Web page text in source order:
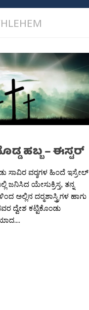
ಹಬ್ಬ – ಈಸ್ಟರ್
ವರ‍್ಶಗಳ ಹಿಂದೆ ಇಸ್ರೇಲ್
ಜನಿಸಿದ ಯೇಸುಕ್ರಿಸ್ತ, ತನ್ನ
ಅಲ್ಲಿನ ದರ‍್ಮಶಾಸ್ತ್ರಿಗಳ ಹಾಗು
ದ್ವೇಶ ಕಟ್ಟಿಕೊಂಡು